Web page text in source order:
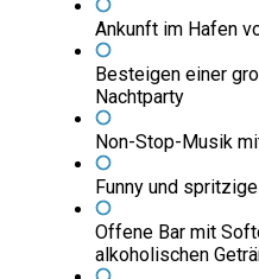
Ankunft im Hafen
Besteigen einer
Nachtparty
Non-Stop-Musik
Funny und
Offene Bar mit
alkoholischen